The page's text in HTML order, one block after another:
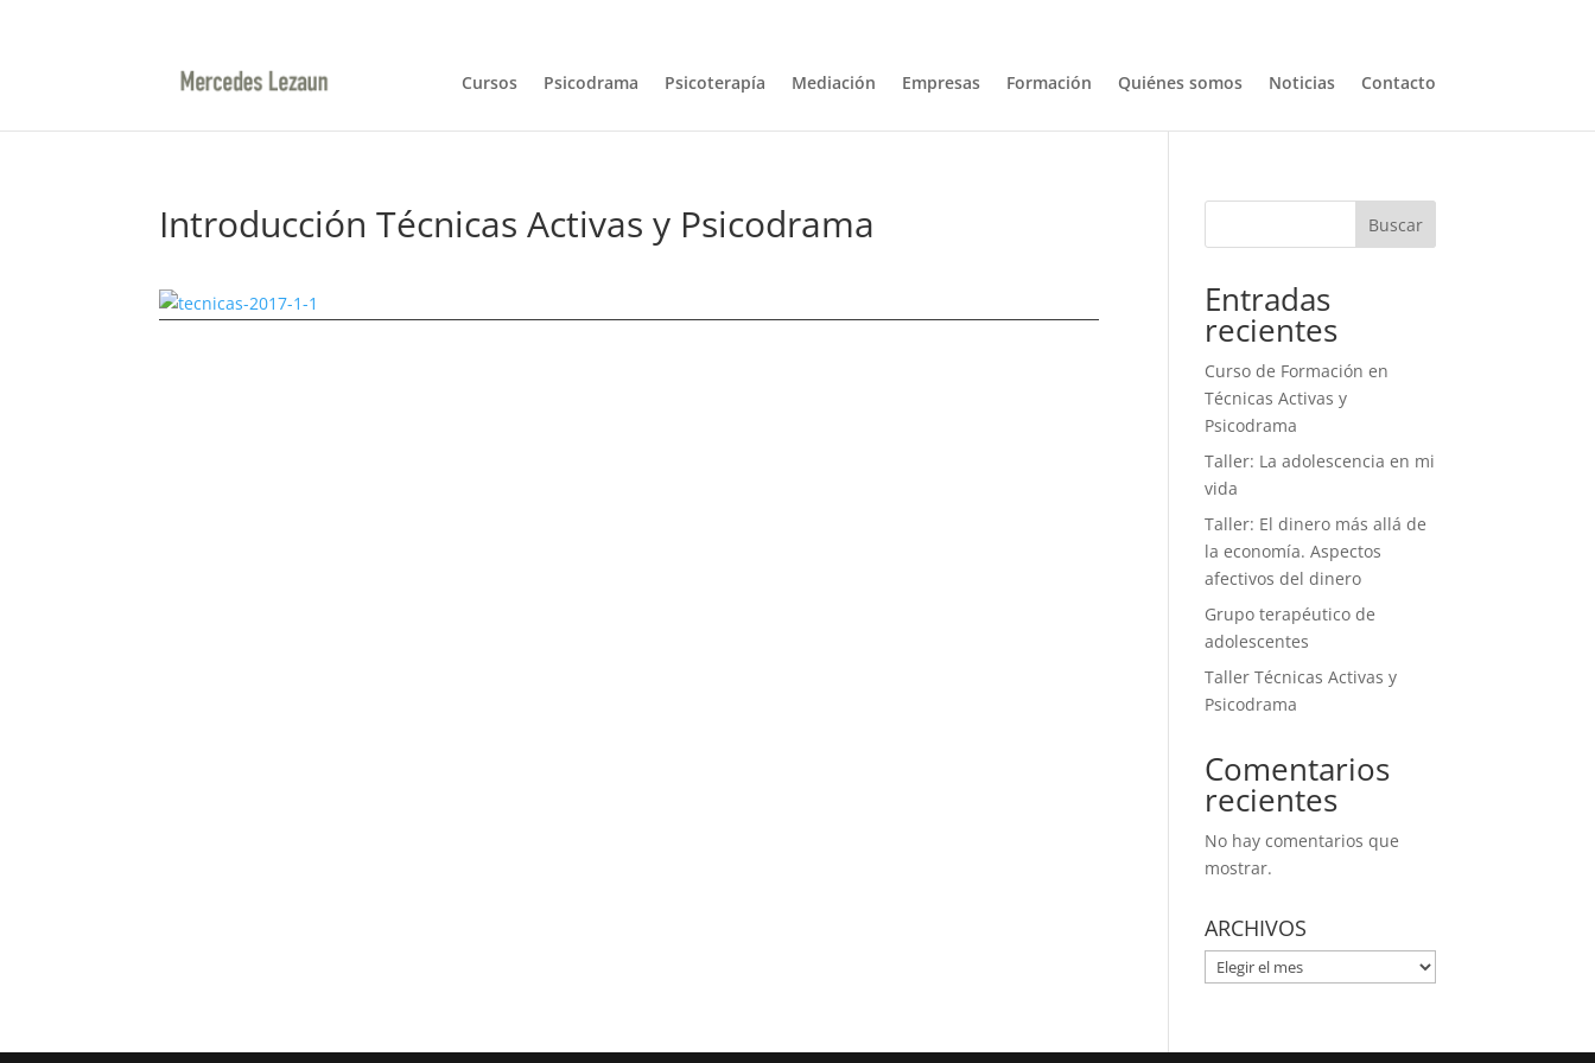
Cursos Psicodrama Psicoterapía Mediación Empresas Formación Quiénes somos Noticias Contacto
Introducción Técnicas Activas y Psicodrama Buscar
Entradas
recientes
Curso de Formación en
Técnicas Activas y
Psicodrama
Taller: La adolescencia en mi
vida
Taller: El dinero más allá de
la economía. Aspectos
afectivos del dinero
Grupo terapéutico de
adolescentes
Taller Técnicas Activas y
Psicodrama
Comentarios
recientes
No hay comentarios que
mostrar.
ARCHIVOS
ARCHIVOS